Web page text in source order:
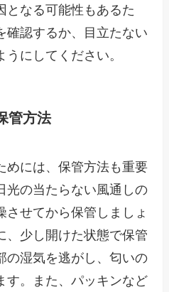
となる可能性もあるた
確認するか、目立たない
にしてください。
管方法
めには、保管方法も重要
光の当たらない風通しの
させてから保管しましょ
、少し開けた状態で保管
の湿気を逃がし、匂いの
す。また、パッキンなど